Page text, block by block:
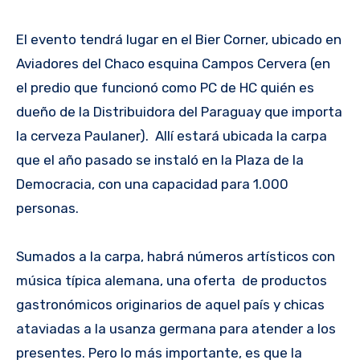
El evento tendrá lugar en el Bier Corner, ubicado en
Aviadores del Chaco esquina Campos Cervera (en
el predio que funcionó como PC de HC quién es
dueño de la Distribuidora del Paraguay que importa
la cerveza Paulaner). Allí estará ubicada la carpa
que el año pasado se instaló en la Plaza de la
Democracia, con una capacidad para 1.000
personas.
Sumados a la carpa, habrá números artísticos con
música típica alemana, una oferta de productos
gastronómicos originarios de aquel país y chicas
ataviadas a la usanza germana para atender a los
presentes. Pero lo más importante, es que la